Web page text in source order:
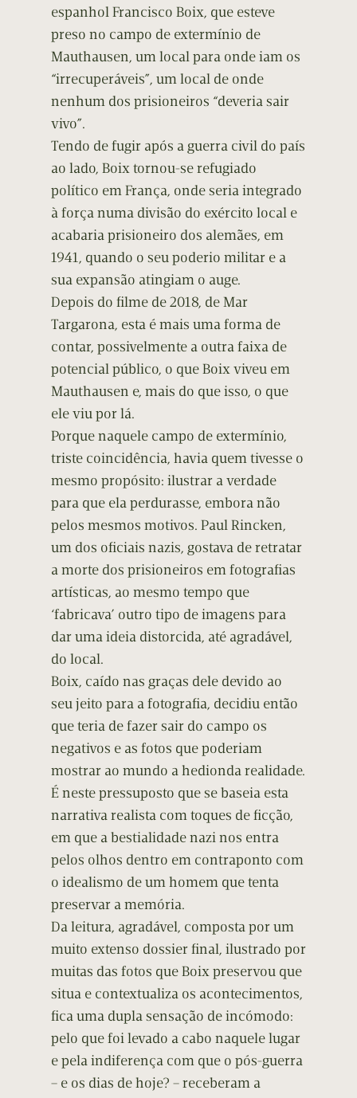
espanhol Francisco Boix, que esteve
preso no campo de extermínio de
Mauthausen, um local para onde iam os
“irrecuperáveis”, um local de onde
nenhum dos prisioneiros “deveria sair
vivo”.
Tendo de fugir após a guerra civil do país
ao lado, Boix tornou-se refugiado
político em França, onde seria integrado
à força numa divisão do exército local e
acabaria prisioneiro dos alemães, em
1941, quando o seu poderio militar e a
sua expansão atingiam o auge.
Depois do filme de 2018, de Mar
Targarona, esta é mais uma forma de
contar, possivelmente a outra faixa de
potencial público, o que Boix viveu em
Mauthausen e, mais do que isso, o que
ele viu por lá.
Porque naquele campo de extermínio,
triste coincidência, havia quem tivesse o
mesmo propósito: ilustrar a verdade
para que ela perdurasse, embora não
pelos mesmos motivos. Paul Rincken,
um dos oficiais nazis, gostava de retratar
a morte dos prisioneiros em fotografias
artísticas, ao mesmo tempo que
‘fabricava’ outro tipo de imagens para
dar uma ideia distorcida, até agradável,
do local.
Boix, caído nas graças dele devido ao
seu jeito para a fotografia, decidiu então
que teria de fazer sair do campo os
negativos e as fotos que poderiam
mostrar ao mundo a hedionda realidade.
É neste pressuposto que se baseia esta
narrativa realista com toques de ficção,
em que a bestialidade nazi nos entra
pelos olhos dentro em contraponto com
o idealismo de um homem que tenta
preservar a memória.
Da leitura, agradável, composta por um
muito extenso dossier final, ilustrado por
muitas das fotos que Boix preservou que
situa e contextualiza os acontecimentos,
fica uma dupla sensação de incómodo:
pelo que foi levado a cabo naquele lugar
e pela indiferença com que o pós-guerra
– e os dias de hoje? – receberam a